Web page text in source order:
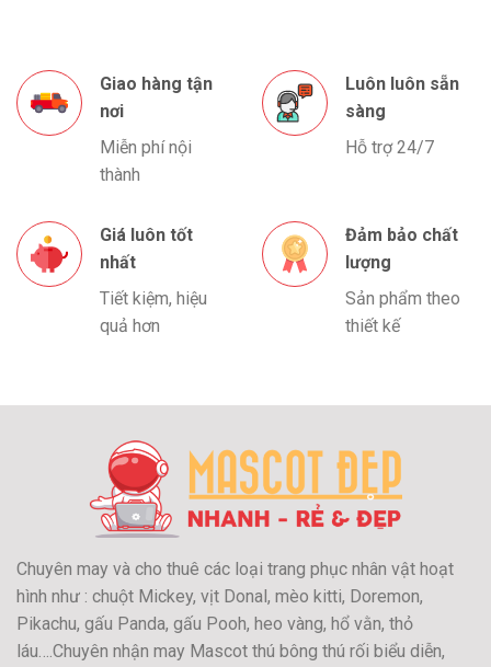
Giao hàng tận
nơi
Miễn phí nội
thành
Luôn luôn sẵn
sàng
Hỗ trợ 24/7
Giá luôn tốt
nhất
Tiết kiệm, hiệu
quả hơn
Đảm bảo chất
lượng
Sản phẩm theo
thiết kế
Chuyên may và cho thuê các loại trang phục nhân vật hoạt
hình như : chuột Mickey, vịt Donal, mèo kitti, Doremon,
Pikachu, gấu Panda, gấu Pooh, heo vàng, hổ vằn, thỏ
láu….Chuyên nhận may Mascot thú bông thú rối biểu diễn,